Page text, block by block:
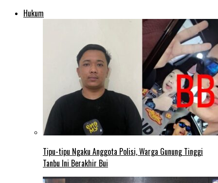
Hukum
Tipu-tipu Ngaku Anggota Polisi, Warga Gunung Tinggi
Tanbu Ini Berakhir Bui